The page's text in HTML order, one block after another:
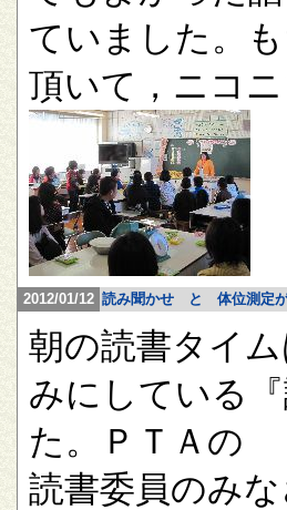
ていました。
頂いて，ニコニ
2012/01/12 読み聞かせ と 体位測定が
朝の読書タイ
みにしている
た。ＰＴＡの
読書委員のみ